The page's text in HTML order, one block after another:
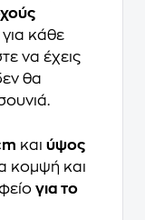
κάθε
να έχεις
θα
και ύψος
κομψή και
για το